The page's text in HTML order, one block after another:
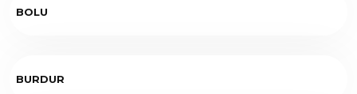
BOLU
BURDUR